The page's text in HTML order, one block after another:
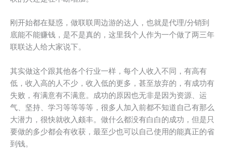
刚开始都在疑惑，做联联周边游的达人，也就是代理/分销到
底能不能赚钱，是不是真的，这里我个人作为一个做了两三年
联联达人给大家说下。
其实做这个跟其他各个行业一样，每个人收入不同，有高有
低，收入高的人不少，收入低的更多，甚至放弃的，有成功有
失败，有满意有不满意。成功的原因也无非是因为资源、运
气、坚持、学习等等等等，很多人加入前都不知道自己有那么
大潜力，很快就收入颇丰。做什么都没有白白的成功，但是只
要做的多少都会有收获，最至少也可以自己使用的能真正的省
到钱。